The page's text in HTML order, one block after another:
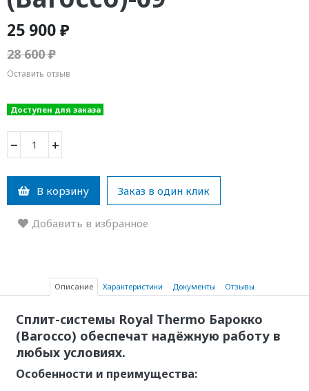
25 900 ₽
28 600 ₽
Оставить отзыв
Доступен для заказа
− +
В корзину Заказ в один клик
Добавить в избранное
Описание Характеристики Документы Отзывы
Сплит-системы Royal Thermo Барокко
(Barocco) обеспечат надёжную работу в
любых условиях.
Особенности и преимущества: